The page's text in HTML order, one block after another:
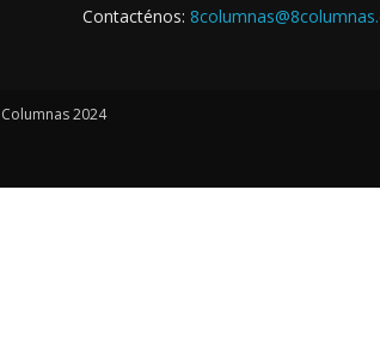
Contacténos:
2024